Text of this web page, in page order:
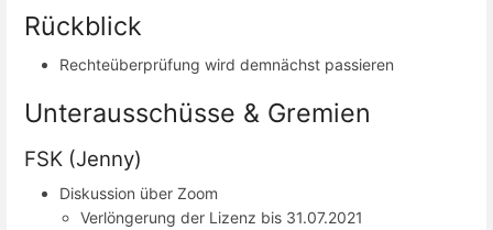
Rückblick
Rechteüberprüfung wird demnächst passieren
Unterausschüsse & Gremien
FSK (Jenny)
Diskussion über Zoom
Verlöngerung der Lizenz bis 31.07.2021